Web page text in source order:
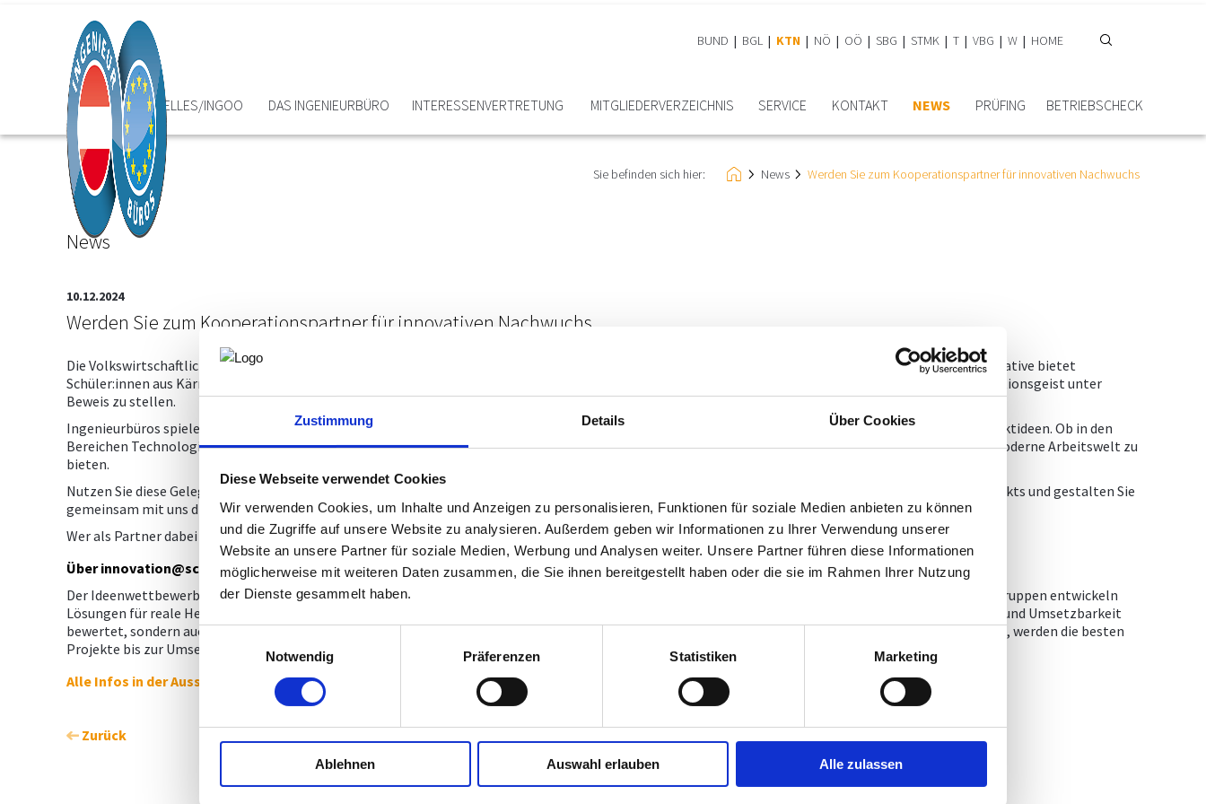
Zustimmung Details Über Cookies
Diese Webseite verwendet Cookies
Wir verwenden Cookies, um Inhalte und Anzeigen zu personalisieren, Funktionen für soziale Medien anbieten zu können
und die Zugriffe auf unsere Website zu analysieren. Außerdem geben wir Informationen zu Ihrer Verwendung unserer
Website an unsere Partner für soziale Medien, Werbung und Analysen weiter. Unsere Partner führen diese Informationen
möglicherweise mit weiteren Daten zusammen, die Sie ihnen bereitgestellt haben oder die sie im Rahmen Ihrer Nutzung
der Dienste gesammelt haben.
Einwilligungsauswahl
Notwendig
Präferenzen Statistiken Marketing
Ablehnen Auswahl erlauben Alle zulassen
BUND BGL KTN NÖ OÖ SBG STMK T VBG W HOME
HOME AKTUELLES/INGOO DAS INGENIEURBÜRO INTERESSEN­VERTRETUNG MITGLIEDER­VERZEICHNIS SERVICE KONTAKT NEWS PRÜFING BETRIEBSCHECK
Sie befinden sich hier: News Werden Sie zum Kooperationspartner für innovativen Nachwuchs
News
10.12.2024
Werden Sie zum Kooperationspartner für innovativen Nachwuchs
Die Volkswirtschaftliche Gesellschaft Kärnten und die Fachgruppe Ingenieurbüros rufen zur aktiven Unterstützung von innovation@school auf! Diese Initiative bietet
Schüler:innen aus Kärntens Allgemeinbildenden und Berufsbildenden Schulen die Möglichkeit, in praxisnahen Projekten ihre Kreativität und ihren Innovationsgeist unter
Beweis zu stellen.
Ingenieurbüros spielen dabei eine Schlüsselrolle: Als Kooperationspartner begleiten Sie die Jugendlichen bei der Entwicklung und Umsetzung ihrer Projektideen. Ob in den
Bereichen Technologie, Umwelt oder Gesundheit - Ihre Expertise ermöglicht es, diese Ideen in die Praxis zu überführen und gleichzeitig Einblicke in die moderne Arbeitswelt zu
bieten.
Nutzen Sie diese Gelegenheit, um nicht nur junge Talente zu fördern, sondern auch Ihre künftigen Fachkräfte kennenzulernen. Werden Sie Teil dieses Projekts und gestalten Sie
gemeinsam mit uns die Innovationslandschaft von morgen!
Wer als Partner dabei sein will, meldet sich gleich per E-Mail:innovationschool@wkk.or.at
Über innovation@school
Der Ideenwettbewerb von innovation@school lädt Schüler:innen ein, ihre Kreativität in bahnbrechenden Projekten zu entfalten. Teilnehmende Projektgruppen entwickeln
Lösungen für reale Herausforderungen in Bereichen wie Technologie, Umwelt oder Soziales. Dabei werden ihre Konzepte nicht nur nach Innovationsgrad und Umsetzbarkeit
bewertet, sondern auch auf Nachhaltigkeit und wirtschaftliche Relevanz geprüft. Gemeinsam mit engagierten Kooperationspartnern, wie Ingenieurbüros, werden die besten
Projekte bis zur Umsetzung begleitet. Der krönende Abschluss ist die feierliche Prämierung der erfolgreichsten Projekte bei der innoGala.
Alle Infos in der Ausschreibung >>
Zurück